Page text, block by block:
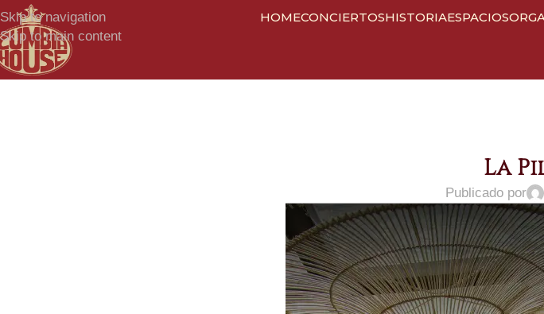
Skip to navigation
Skip to main content
HOMECONCIERTOSHISTORIAESPACIOS
La
Publicado por